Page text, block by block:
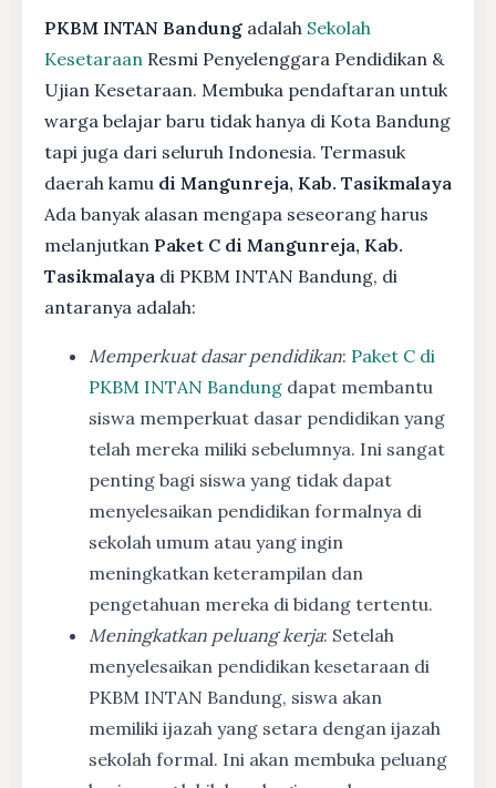
PKBM INTAN Bandung adalah Sekolah
Kesetaraan Resmi Penyelenggara Pendidikan &
Ujian Kesetaraan. Membuka pendaftaran untuk
warga belajar baru tidak hanya di Kota Bandung
tapi juga dari seluruh Indonesia. Termasuk
daerah kamu di Mangunreja, Kab. Tasikmalaya
Ada banyak alasan mengapa seseorang harus
melanjutkan Paket C di Mangunreja, Kab.
Tasikmalaya di PKBM INTAN Bandung, di
antaranya adalah:
Memperkuat dasar pendidikan: Paket C di
PKBM INTAN Bandung dapat membantu
siswa memperkuat dasar pendidikan yang
telah mereka miliki sebelumnya. Ini sangat
penting bagi siswa yang tidak dapat
menyelesaikan pendidikan formalnya di
sekolah umum atau yang ingin
meningkatkan keterampilan dan
pengetahuan mereka di bidang tertentu.
Meningkatkan peluang kerja: Setelah
menyelesaikan pendidikan kesetaraan di
PKBM INTAN Bandung, siswa akan
memiliki ijazah yang setara dengan ijazah
sekolah formal. Ini akan membuka peluang